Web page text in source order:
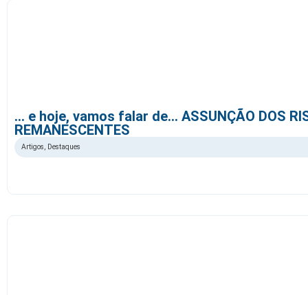
… e hoje, vamos falar de… ASSUNÇÃO DOS
REMANESCENTES
Artigos, Destaques